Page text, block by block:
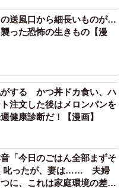
送風口から細長いものが…
った恐怖の生きもの【漫
する かつ丼ドカ食い、ハ
注文した後はメロンパンを
健康診断だ！【漫画】
「今日のごはん全部まずそ
叱ったが、妻は…… 夫婦
に、これは家庭環境の差？